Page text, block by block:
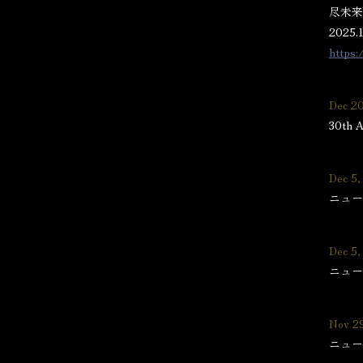
尽未
Dec
30th
Dec
ニュ
Dec
ニュ
Nov
ニュ